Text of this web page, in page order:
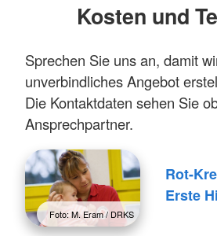
Kosten und
Sprechen Sie uns an, damit
unverbindliches Angebot
Die Kontaktdaten sehen Sie
Ansprechpartner.
Foto: M. Eram / DRKS
Rot-
Erste